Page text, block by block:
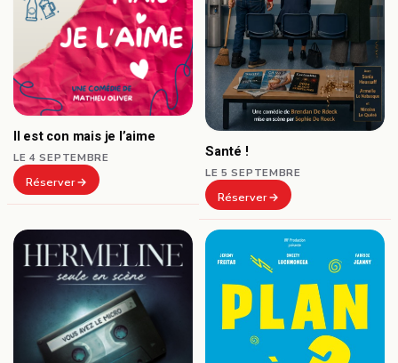
Il est con mais je l’aime
LE 4 SEPTEMBRE
Réserver
Santé !
LE 5 SEPTEMBRE
Réserver